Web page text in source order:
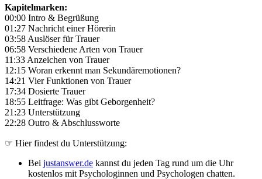
Kapitelmarken:
00:00 Intro & Begrüßung
01:27 Nachricht einer Hörerin
03:58 Auslöser für Trauer
06:58 Verschiedene Arten von Trauer
11:33 Anzeichen von Trauer
12:15 Woran erkennt man Sekundäremotionen?
14:21 Vier Funktionen von Trauer
17:34 Dosierte Trauer
18:55 Leitfrage: Was gibt Geborgenheit?
21:23 Unterstützung
22:28 Outro & Abschlussworte
☞ Hier findest du Unterstützung:
Bei justanswer.de kannst du jeden Tag rund um die Uhr
kostenlos mit Psychologinnen und Psychologen chatten.